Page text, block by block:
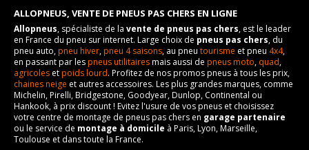
ALLOPNEUS, VENTE DE PNEUS PAS CHERS EN LIGNE
Allopneus, spécialiste de la vente de pneus pas chers, est le leader
en France du pneu sur internet. Large choix de pneus pas chers, du
pneu auto,pneu hiver,pneu 4 saisons, au pneu tourisme et pneu 4x4,
en passant par lespneus utilitairesmais aussi de pneus moto, quad,
agricoles etpoids lourd. Profitez de nos promos pneus à tous les prix,
chaines neige et autres accessoires. Les plus grandes marques, comme
Michelin, Pirelli, Bridgestone, Goodyear, Dunlop, Continental ou
Hankook, à prix discount ! Evitez l'usure de vos pneus et choisissez
votre centre de montage de pneus pas chers en garage partenaire
ou le service de montage à domicile à Paris, Lyon, Marseille,
Toulouse et dans toute la France.